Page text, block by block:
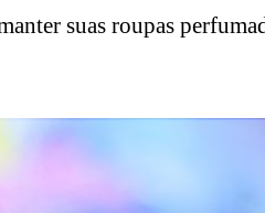
suas roupas